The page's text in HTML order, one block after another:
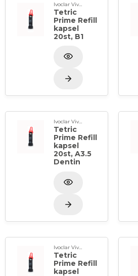
Ivoclar Vivadent
Tetric
Prime Refill
kapsel
20st, B1
Ivoclar Vivadent
Tetric
Prime Refill
kapsel
20st, A3.5
Dentin
Ivoclar Vivadent
Tetric
Prime Refill
kapsel